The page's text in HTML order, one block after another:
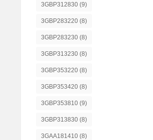
3GBP312830 (9)
3GBP283220 (8)
3GBP283230 (8)
3GBP313230 (8)
3GBP353220 (8)
3GBP353420 (8)
3GBP353810 (9)
3GBP313830 (8)
3GAA181410 (8)